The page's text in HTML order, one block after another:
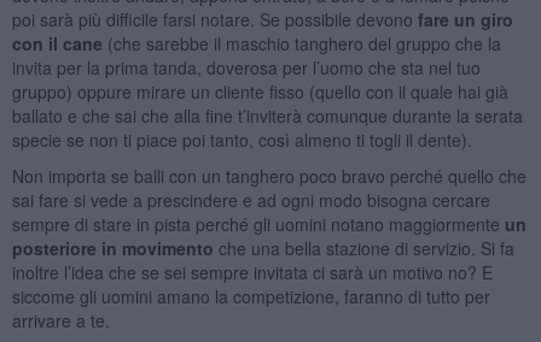
poi sarà più difficile farsi notare. Se possibile devono fare un giro
con il cane (che sarebbe il maschio tanghero del gruppo che la
invita per la prima tanda, doverosa per l’uomo che sta nel tuo
gruppo) oppure mirare un cliente fisso (quello con il quale hai già
ballato e che sai che alla fine t’inviterà comunque durante la serata
specie se non ti piace poi tanto, così almeno ti togli il dente).
Non importa se balli con un tanghero poco bravo perché quello che
sai fare si vede a prescindere e ad ogni modo bisogna cercare
sempre di stare in pista perché gli uomini notano maggiormente un
posteriore in movimento che una bella stazione di servizio. Si fa
inoltre l’idea che se sei sempre invitata ci sarà un motivo no? E
siccome gli uomini amano la competizione, faranno di tutto per
arrivare a te.